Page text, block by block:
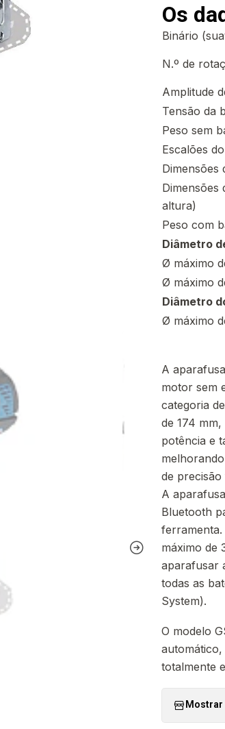
Os
Binário
N.º de
Amplitude
Tensão da
Peso sem
Escalões
Dimensões
Dimensões
altura)
Peso com
Diâmetro
Ø máximo
Ø máximo
Diâmetro
Ø máximo
A
motor sem
categoria
de 174
potência e
de
A
Bluetooth
máximo de
aparafusar
todas as
System).
O modelo
totalmente